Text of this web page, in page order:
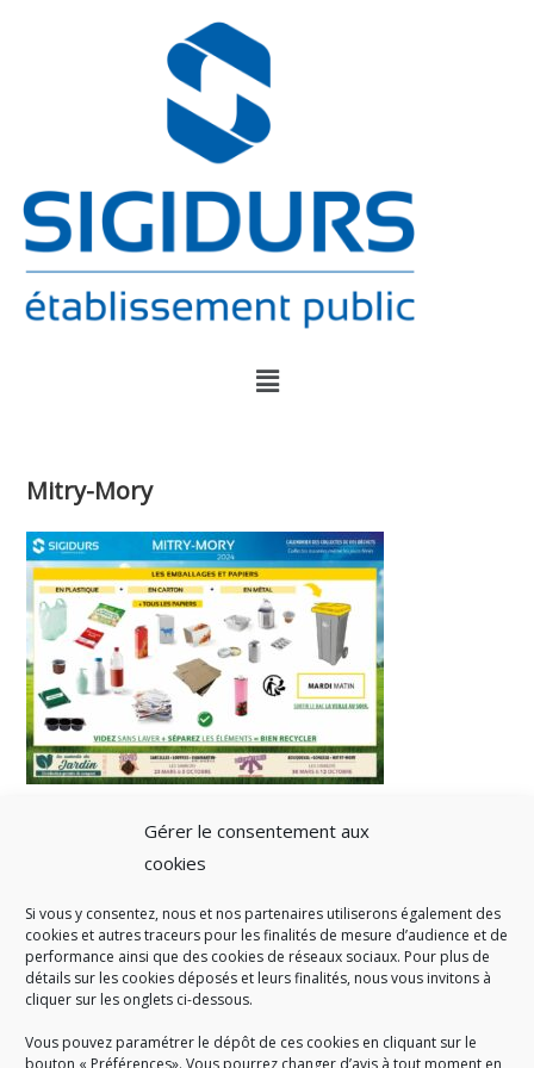
Gérer le consentement aux
cookies
Si vous y consentez, nous et nos partenaires utiliserons également des
cookies et autres traceurs pour les finalités de mesure d’audience et de
performance ainsi que des cookies de réseaux sociaux. Pour plus de
détails sur les cookies déposés et leurs finalités, nous vous invitons à
cliquer sur les onglets ci-dessous.
Vous pouvez paramétrer le dépôt de ces cookies en cliquant sur le
bouton « Préférences». Vous pourrez changer d’avis à tout moment en
Mitry-Mory
A SAVOIR
Créé en 1978, le Sigidurs est un établissement public quiexerce
des missions de service public : la prévention, la collecte et la
valorisation des déchets ménagers et assimilés produits par son
territoire.